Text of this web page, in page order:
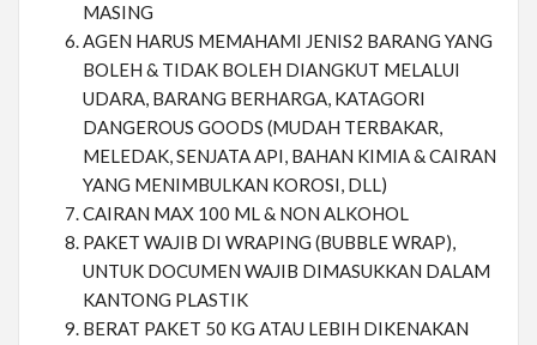
MASING
AGEN HARUS MEMAHAMI JENIS2 BARANG YANG
BOLEH & TIDAK BOLEH DIANGKUT MELALUI
UDARA, BARANG BERHARGA, KATAGORI
DANGEROUS GOODS (MUDAH TERBAKAR,
MELEDAK, SENJATA API, BAHAN KIMIA & CAIRAN
YANG MENIMBULKAN KOROSI, DLL)
CAIRAN MAX 100 ML & NON ALKOHOL
PAKET WAJIB DI WRAPING (BUBBLE WRAP),
UNTUK DOCUMEN WAJIB DIMASUKKAN DALAM
KANTONG PLASTIK
BERAT PAKET 50 KG ATAU LEBIH DIKENAKAN